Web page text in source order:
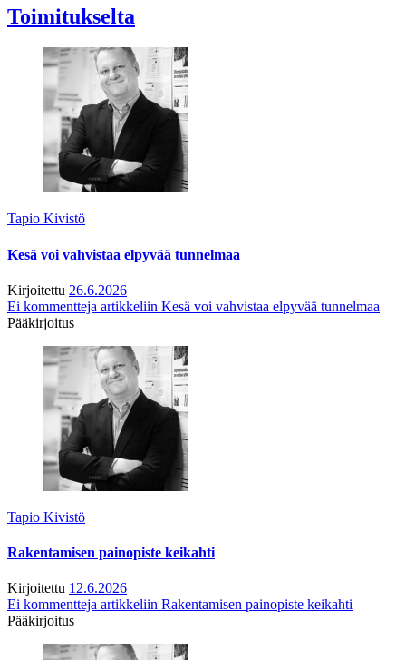
Toimitukselta
Tapio Kivistö
Kesä voi vahvistaa elpyvää tunnelmaa
Kirjoitettu 26.6.2026
Ei kommentteja artikkeliin Kesä voi vahvistaa elpyvää tunnelmaa
Pääkirjoitus
Tapio Kivistö
Rakentamisen painopiste keikahti
Kirjoitettu 12.6.2026
Ei kommentteja artikkeliin Rakentamisen painopiste keikahti
Pääkirjoitus